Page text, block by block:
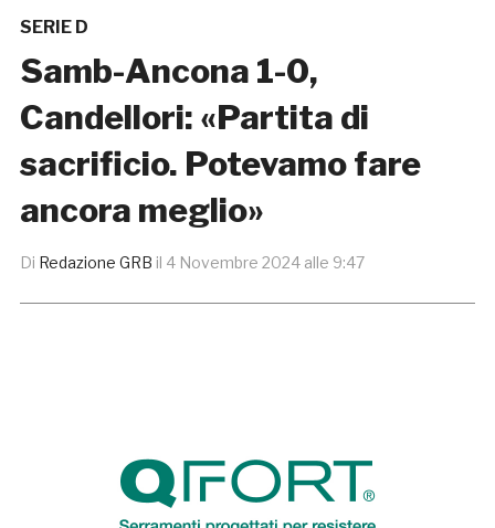
SERIE D
Samb-Ancona 1-0,
Candellori: «Partita di
sacrificio. Potevamo fare
ancora meglio»
Di Redazione GRB il 4 Novembre 2024 alle 9:47